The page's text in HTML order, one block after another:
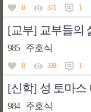
0 371 1
985 주호식
0 338 1
984 주호식